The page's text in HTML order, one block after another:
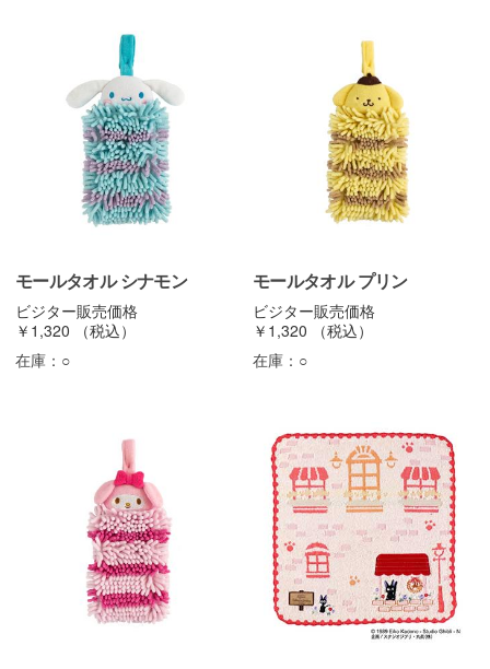
モールタオル シナモン
ビジター販売価格
￥1,320
（税込）
在庫： ○
モールタオル プリン
ビジター販売価格
￥1,320
（税込）
在庫： ○